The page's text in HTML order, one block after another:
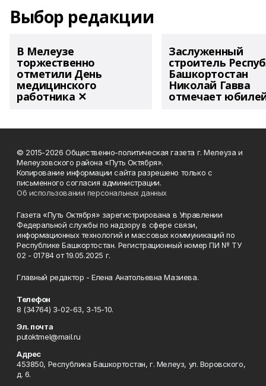
Выбор редакции
В Мелеузе
торжественно
отметили День
медицинского
работника ✕
Заслуженный
строитель
Башкортостан
Николай Гавва
отмечает
© 2015-2026 Общественно-политическая газета г. Мелеуза и
Мелеузовского района «Путь Октября».
Копирование информации сайта разрешено только с
письменного согласия администрации.
Об использовании персональных данных
Газета «Путь Октября» зарегистрирована в Управлении
Федеральной службы по надзору в сфере связи,
информационных технологий и массовых коммуникаций по
Республике Башкортостан. Регистрационный номер ПИ № ТУ
02 - 01784 от 19.05.2025 г.
Главный редактор - Елена Анатольевна Мазиева.
Телефон
8 (34764) 3-02-63, 3-15-10.
Эл. почта
putoktmel@mail.ru
Адрес
453850, Республика Башкортостан, г. Мелеуз, ул. Воровского,
д. 6.